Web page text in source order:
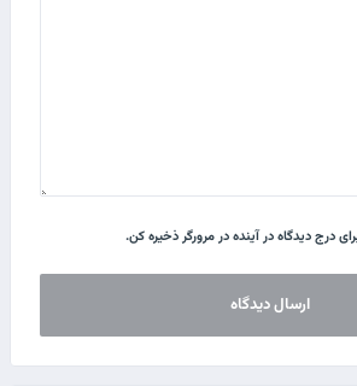
درج دیدگاه در آینده در مرورگر ذخیره کن.